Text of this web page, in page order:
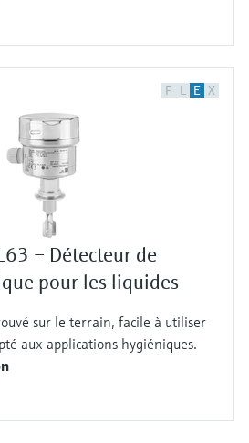
F L E X
– Détecteur de
pour les liquides
sur le terrain, facile à utiliser
aux applications hygiéniques.